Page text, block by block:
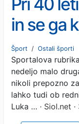
in se ga
lotil kot
Šport / Ostali športi
Sportalova
nedeljo malo
nikoli prepozno
lahko tudi ob
Luka … · Siol.net ·